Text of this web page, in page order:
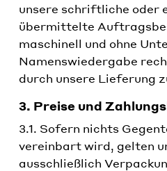
unsere schriftliche oder
übermittelte
maschinell und ohne
Namenswiedergabe
durch unsere Lieferung
3. Preise und
3.1. Sofern nichts
vereinbart wird, gelten
ausschließlich